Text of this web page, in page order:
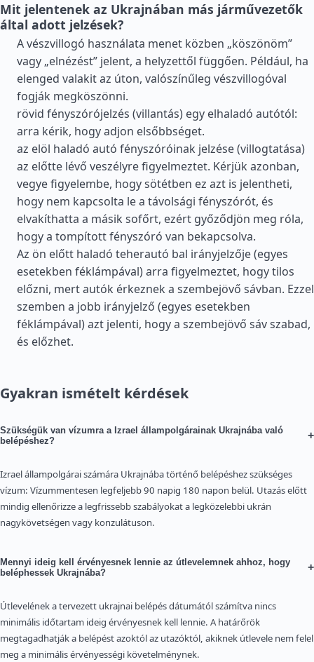
Mit jelentenek az Ukrajnában más járművezetők
által adott jelzések?
A vészvillogó használata menet közben „köszönöm”
vagy „elnézést” jelent, a helyzettől függően. Például, ha
elenged valakit az úton, valószínűleg vészvillogóval
fogják megköszönni.
rövid fényszórójelzés (villantás) egy elhaladó autótól:
arra kérik, hogy adjon elsőbbséget.
az elöl haladó autó fényszóróinak jelzése (villogtatása)
az előtte lévő veszélyre figyelmeztet. Kérjük azonban,
vegye figyelembe, hogy sötétben ez azt is jelentheti,
hogy nem kapcsolta le a távolsági fényszórót, és
elvakíthatta a másik sofőrt, ezért győződjön meg róla,
hogy a tompított fényszóró van bekapcsolva.
Az ön előtt haladó teherautó bal irányjelzője (egyes
esetekben féklámpával) arra figyelmeztet, hogy tilos
előzni, mert autók érkeznek a szembejövő sávban. Ezzel
szemben a jobb irányjelző (egyes esetekben
féklámpával) azt jelenti, hogy a szembejövő sáv szabad,
és előzhet.
Gyakran ismételt kérdések
Szükségük van vízumra a Izrael állampolgárainak Ukrajnába való
belépéshez?
+
Izrael állampolgárai számára Ukrajnába történő belépéshez szükséges
vízum: Vízummentesen legfeljebb 90 napig 180 napon belül. Utazás előtt
mindig ellenőrizze a legfrissebb szabályokat a legközelebbi ukrán
nagykövetségen vagy konzulátuson.
Mennyi ideig kell érvényesnek lennie az útlevelemnek ahhoz, hogy
beléphessek Ukrajnába?
+
Útlevelének a tervezett ukrajnai belépés dátumától számítva nincs
minimális időtartam ideig érvényesnek kell lennie. A határőrök
megtagadhatják a belépést azoktól az utazóktól, akiknek útlevele nem felel
meg a minimális érvényességi követelménynek.